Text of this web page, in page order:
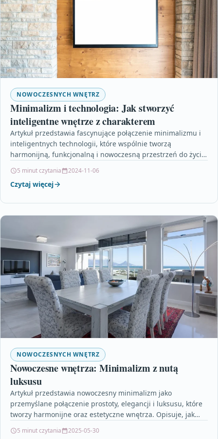
NOWOCZESNYCH WNĘTRZ
Minimalizm i technologia: Jak stworzyć
inteligentne wnętrze z charakterem
Artykuł przedstawia fascynujące połączenie minimalizmu i
inteligentnych technologii, które wspólnie tworzą
harmonijną, funkcjonalną i nowoczesną przestrzeń do życia.
5 minut czytania 2024-11-06
Czytaj więcej
NOWOCZESNYCH WNĘTRZ
Nowoczesne wnętrza: Minimalizm z nutą
luksusu
Artykuł przedstawia nowoczesny minimalizm jako
przemyślane połączenie prostoty, elegancji i luksusu, które
tworzy harmonijne oraz estetyczne wnętrza. Opisuje, jak
5 minut czytania 2025-05-30